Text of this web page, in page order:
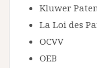
Kluwer
La Loi des
OCVV
OEB